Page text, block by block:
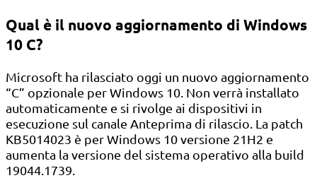
Qual è il nuovo aggiornamento di Windows
10 C?
Microsoft ha rilasciato oggi un nuovo aggiornamento
“C” opzionale per Windows 10. Non verrà installato
automaticamente e si rivolge ai dispositivi in ​​
esecuzione sul canale Anteprima di rilascio. La patch
KB5014023 è per Windows 10 versione 21H2 e
aumenta la versione del sistema operativo alla build
19044.1739.